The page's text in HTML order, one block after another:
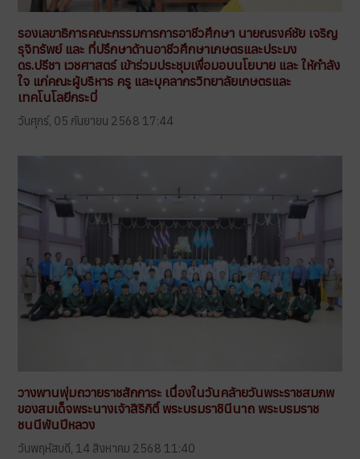
รองเลขาธิการคณะกรรมการการอาชีวศึกษา นายณรงค์ชัย เจริญ
รุจิทรัพย์ และ ที่ปรึกษาด้านอาชีวศึกษาเกษตรและประมง
ดร.ปรีชา เวชศาสตร์ เข้าร่วมประชุมเพื่อมอบนโยบาย และ ให้กำลัง
ใจ แก่คณะผู้บริหาร ครู และบุคลากรวิทยาลัยเกษตรและ
เทคโนโลยีกระบี่
วันศุกร์, 05 กันยายน 2568 17:44
วางพานพุ่มถวายราชสักการะ เนื่องในวันคล้ายวันพระราชสมภพ
ของสมเด็จพระนางเจ้าสิริกิติ์ พระบรมราชินีนาถ พระบรมราช
ชนนีพันปีหลวง
วันพฤหัสบดี, 14 สิงหาคม 2568 11:40